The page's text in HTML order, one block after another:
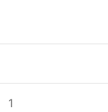
1